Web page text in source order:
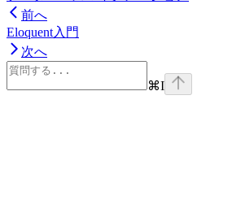
前へ
Eloquent入門
次へ
⌘I